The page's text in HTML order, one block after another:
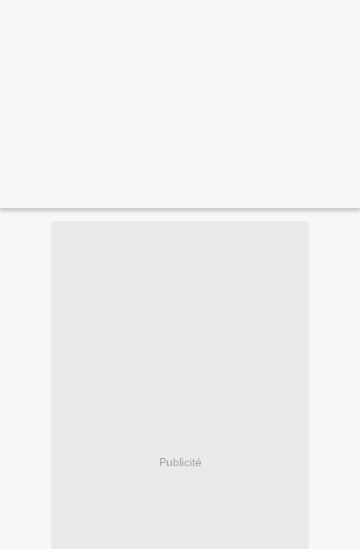
Publicité